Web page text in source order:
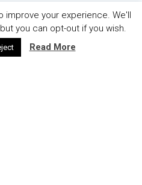
your experience. We'll
you can opt-out if you wish.
Read More